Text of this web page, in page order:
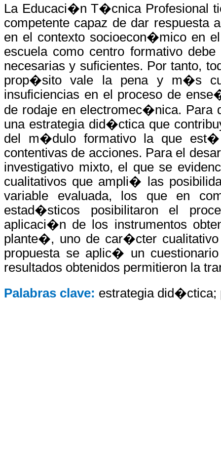
La Educaci�n T�cnica Profesional
competente capaz de dar respuesta
en el contexto socioecon�mico en
escuela como centro formativo
necesarias y suficientes. Por tanto,
prop�sito vale la pena y m�s
insuficiencias en el proceso de
de rodaje en electromec�nica. Para
una estrategia did�ctica que
del m�dulo formativo la que est�
contentivas de acciones. Para el
investigativo mixto, el que se
cualitativos que ampli� las
variable evaluada, los que en
estad�sticos posibilitaron el
aplicaci�n de los instrumentos
plante�, uno de car�cter
propuesta se aplic� un
resultados obtenidos permitieron la
Palabras clave: estrategia did�ctica;